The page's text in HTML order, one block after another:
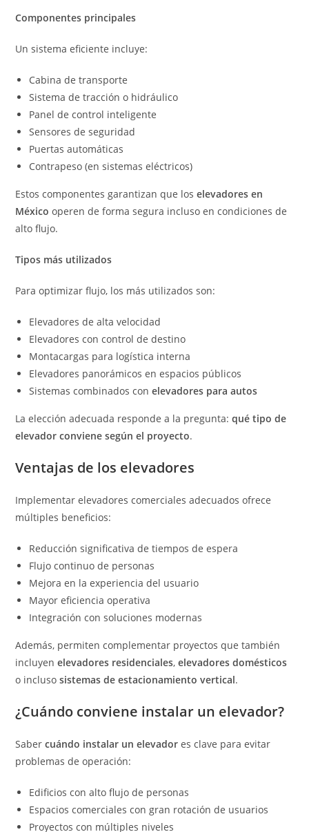
Componentes principales
Un sistema eficiente incluye:
Cabina de transporte
Sistema de tracción o hidráulico
Panel de control inteligente
Sensores de seguridad
Puertas automáticas
Contrapeso (en sistemas eléctricos)
Estos componentes garantizan que loselevadores en
México operen de forma segura incluso en condiciones de
alto flujo.
Tipos más utilizados
Para optimizar flujo, los más utilizados son:
Elevadores de alta velocidad
Elevadores con control de destino
Montacargas para logística interna
Elevadores panorámicos en espacios públicos
Sistemas combinados conelevadores para autos
La elección adecuada responde a la pregunta:qué tipo de
elevador conviene según el proyecto.
Ventajas de los elevadores
Implementar elevadores comerciales adecuados ofrece
múltiples beneficios:
Reducción significativa de tiempos de espera
Flujo continuo de personas
Mejora en la experiencia del usuario
Mayor eficiencia operativa
Integración con soluciones modernas
Además, permiten complementar proyectos que también
incluyenelevadores residenciales,elevadores domésticos
o inclusosistemas de estacionamiento vertical.
¿Cuándo conviene instalar un elevador?
Sabercuándo instalar un elevador es clave para evitar
problemas de operación:
Edificios con alto flujo de personas
Espacios comerciales con gran rotación de usuarios
Proyectos con múltiples niveles